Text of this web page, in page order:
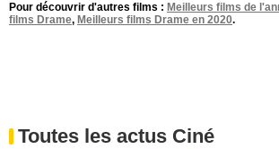
Pour découvrir d'autres films : Meilleurs films de
films Drame, Meilleurs films Drame en 2020.
Toutes les actus Ciné